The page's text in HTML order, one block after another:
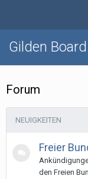
Gilden Board
Forum
NEUIGKEITEN
Freier
den Freien